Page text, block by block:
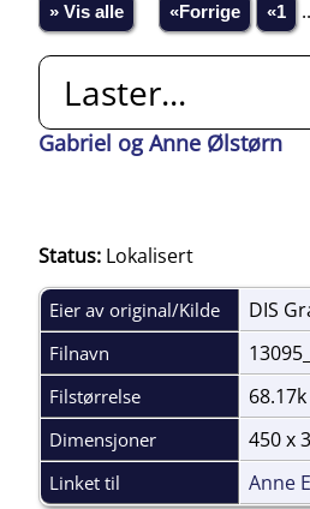
» Vis alle «Forrige «1
Laster...
Gabriel og Anne Ølstørn
Status: Lokalisert
Eier av original/Kilde DIS
Filnavn
Filstørrelse 68.17k
Dimensjoner 450 x
Linket til Anne